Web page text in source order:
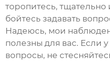
торопитесь, тщательно
бойтесь задавать
Надеюсь, мои
полезны для вас. Если
вопросы, не